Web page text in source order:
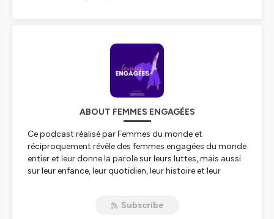
ABOUT FEMMES ENGAGÉES
Ce podcast réalisé par Femmes du monde et
réciproquement révèle des femmes engagées du monde
entier et leur donne la parole sur leurs luttes, mais aussi
sur leur enfance, leur quotidien, leur histoire et leur
extraordinaires dans une conversation avec Jocelyne
Subscribe